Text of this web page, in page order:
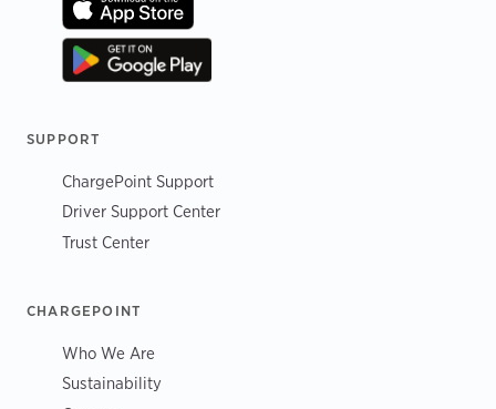
SUPPORT
ChargePoint Support
Driver Support Center
Trust Center
CHARGEPOINT
Who We Are
Sustainability